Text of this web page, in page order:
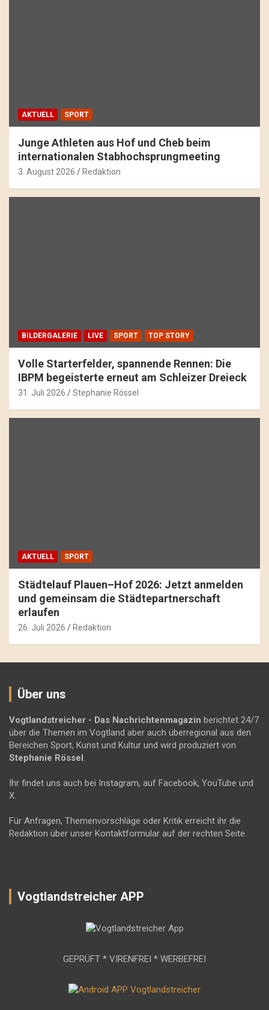
AKTUELL SPORT
Junge Athleten aus Hof und Cheb beim
internationalen Stabhochsprungmeeting
3. August 2026 Redaktion
BILDERGALERIE LIVE SPORT TOP STORY
Volle Starterfelder, spannende Rennen: Die
IBPM begeisterte erneut am Schleizer Dreieck
31. Juli 2026 Stephanie Rössel
AKTUELL SPORT
Städtelauf Plauen–Hof 2026: Jetzt anmelden
und gemeinsam die Städtepartnerschaft
erlaufen
26. Juli 2026 Redaktion
Über uns
Vogtlandstreicher - Das Nachrichtenmagazin berichtet 24/7
über die Themen im Vogtland aber auch überregional aus den
Bereichen Sport, Kunst und Kultur und wird produziert von
Stephanie Rössel.
Ihr findet uns auch bei Instagram, auf Facebook, YouTube und
X.
Für Anfragen, Themenvorschläge oder Kritik erreicht ihr die
Redaktion über unser Kontaktformular auf der rechten Seite.
Vogtlandstreicher APP
GEPRÜFT * VIRENFREI * WERBEFREI